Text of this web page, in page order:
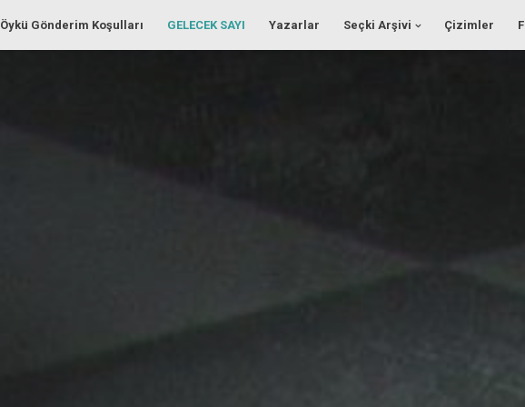
Öykü Gönderim Koşulları GELECEK SAYI Yazarlar Seçki Arşivi Çizimler